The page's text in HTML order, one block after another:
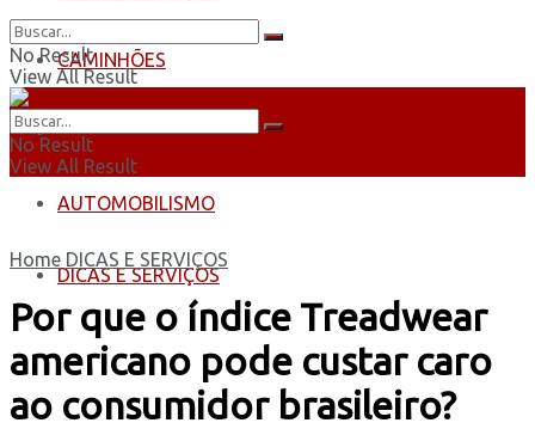
CAMINHÕES
ÔNIBUS
AUTOMOBILISMO
DICAS E SERVIÇOS
No Result
View All Result
No Result
View All Result
Home DICAS E SERVIÇOS
Por que o índice Treadwear
americano pode custar caro
ao consumidor brasileiro?